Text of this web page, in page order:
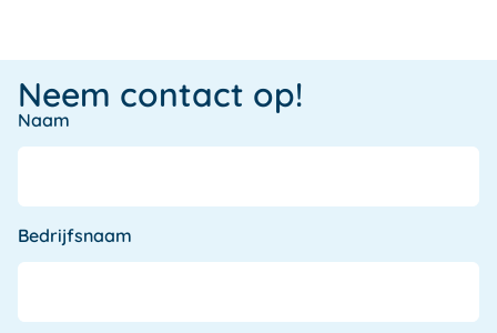
Neem contact op!
Naam
Bedrijfsnaam